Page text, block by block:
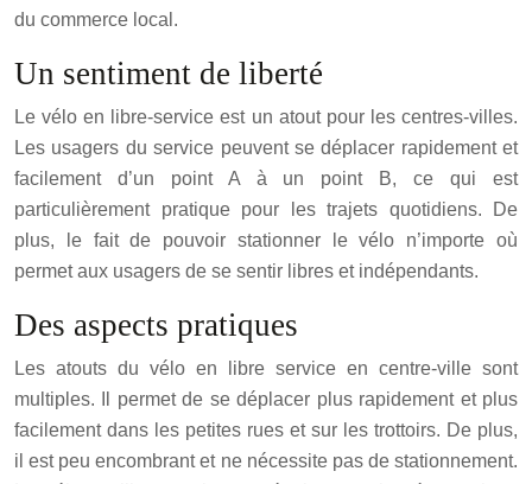
du commerce local.
Un sentiment de liberté
Le vélo en libre-service est un atout pour les centres-villes.
Les usagers du service peuvent se déplacer rapidement et
facilement d’un point A à un point B, ce qui est
particulièrement pratique pour les trajets quotidiens. De
plus, le fait de pouvoir stationner le vélo n’importe où
permet aux usagers de se sentir libres et indépendants.
Des aspects pratiques
Les atouts du vélo en libre service en centre-ville sont
multiples. Il permet de se déplacer plus rapidement et plus
facilement dans les petites rues et sur les trottoirs. De plus,
il est peu encombrant et ne nécessite pas de stationnement.